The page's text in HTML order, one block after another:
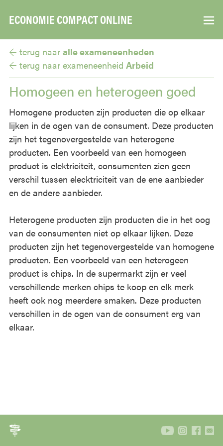
ECONOMIE COMPACT ONLINE ▼
← terug naar alle exameneenheden
← terug naar exameneenheid Arbeid
Homogeen en heterogeen goed
Homogene producten zijn producten die op elkaar
lijken in de ogen van de consument. Deze producten
zijn het tegenovergestelde van heterogene
producten. Een voorbeeld van een homogeen
product is elektriciteit, consumenten zien geen
verschil tussen elecktriciteit van de ene aanbieder
en de andere aanbieder.
Heterogene producten zijn producten die in het oog
van de consumenten niet op elkaar lijken. Deze
producten zijn het tegenovergestelde van homogene
producten. Een voorbeeld van een heterogeen
product is chips. In de supermarkt zijn er veel
verschillende merken chips te koop en elk merk
heeft ook nog meerdere smaken. Deze producten
verschillen in de ogen van de consument erg van
elkaar.